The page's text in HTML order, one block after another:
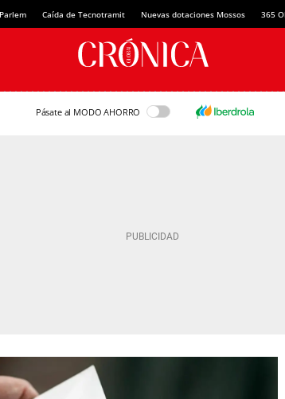
Caída de Tecnotramit Nuevas dotaciones Mossos 365
Pásate al MODO AHORRO